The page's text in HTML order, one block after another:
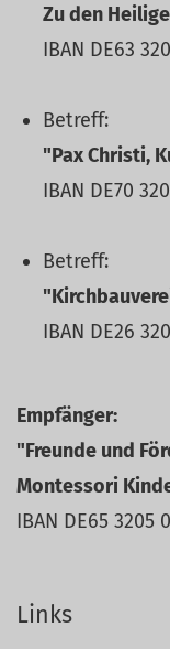
Zu den
IBAN DE63
Betreff:
"Pax Christi,
IBAN DE70
Betreff:
IBAN DE26
Empfänger:
"Freunde und
Montessori
IBAN DE65 3205
Links